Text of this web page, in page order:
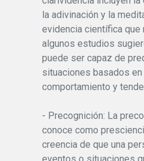
la adivinación y la
evidencia científica que
algunos estudios
puede ser capaz de
situaciones basados
comportamiento y
- Precognición: La
conoce como
creencia de que una